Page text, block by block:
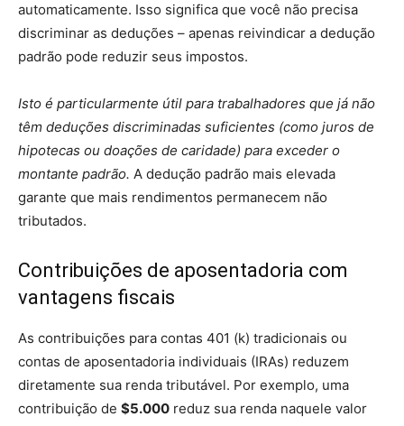
automaticamente. Isso significa que você não precisa
discriminar as deduções – apenas reivindicar a dedução
padrão pode reduzir seus impostos.
Isto é particularmente útil para trabalhadores que já não
têm deduções discriminadas suficientes (como juros de
hipotecas ou doações de caridade) para exceder o
montante padrão. A dedução padrão mais elevada
garante que mais rendimentos permanecem não
tributados.
Contribuições de aposentadoria com
vantagens fiscais
As contribuições para contas 401 (k) tradicionais ou
contas de aposentadoria individuais (IRAs) reduzem
diretamente sua renda tributável. Por exemplo, uma
contribuição de $5.000 reduz sua renda naquele valor